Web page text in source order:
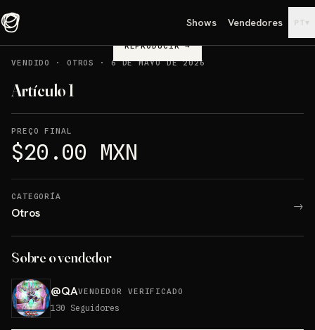
Shows Vendedores PT▾
REPRODUCIR→
VENDIDO
· OTROS · 6 DE MAYO DE 2026
Artículo 1
PREÇO FINAL
$20.00 MXN
CATEGORÍA
Otros →
Sobre o vendedor
@QAVENDEDOR VERIFICADO
130 Seguidores